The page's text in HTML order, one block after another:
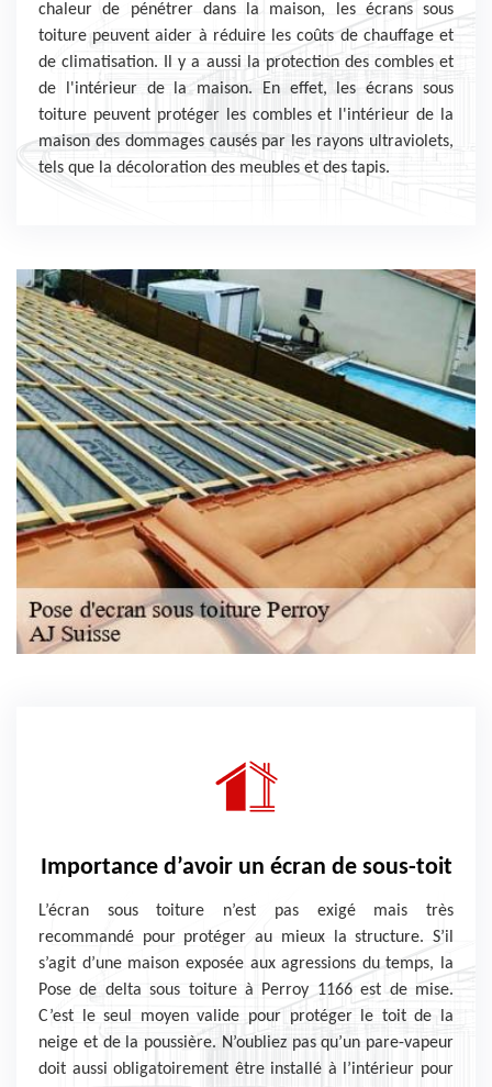
chaleur de pénétrer dans la maison, les écrans sous
toiture peuvent aider à réduire les coûts de chauffage et
de climatisation. Il y a aussi la protection des combles et
de l'intérieur de la maison. En effet, les écrans sous
toiture peuvent protéger les combles et l'intérieur de la
maison des dommages causés par les rayons ultraviolets,
tels que la décoloration des meubles et des tapis.
Importance d’avoir un écran de sous-toit
L’écran sous toiture n’est pas exigé mais très
recommandé pour protéger au mieux la structure. S’il
s’agit d’une maison exposée aux agressions du temps, la
Pose de delta sous toiture à Perroy 1166 est de mise.
C’est le seul moyen valide pour protéger le toit de la
neige et de la poussière. N’oubliez pas qu’un pare-vapeur
doit aussi obligatoirement être installé à l’intérieur pour